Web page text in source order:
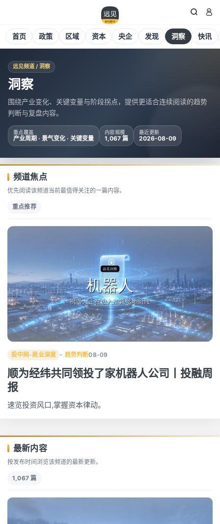
 
首页 政策 区域 资本 央企 发现 洞察 快讯
远见频道 / 洞察
洞察
围绕产业变化、关键变量与阶段拐点，提供更适合连续阅读的趋势
判断与复盘内容。
重点覆盖
产业周期 · 景气变化 · 关键变量
内容规模
1,067 篇
最近更新
2026-08-09
频道焦点
优先阅读该频道当前最值得关注的一篇内容。
重点推荐
投中网-商业深度 趋势判断08-09
顺为经纬共同领投了家机器人公司丨投融周
报
速览投资风口,掌握资本律动。
最新内容
按发布时间浏览该频道的最新更新。
1,067 篇